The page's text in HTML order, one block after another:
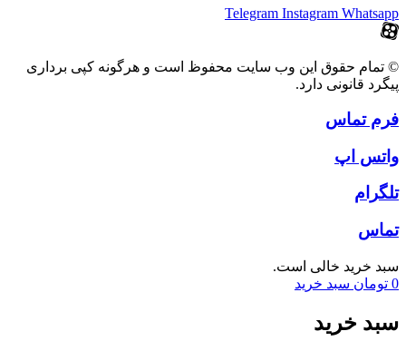
Telegram Instagram Whatsapp
© تمام حقوق این وب سایت محفوظ است و هرگونه کپی برداری
پیگرد قانونی دارد.
فرم تماس
واتس اپ
تلگرام
تماس
سبد خرید خالی است.
0 تومان سبد خرید
سبد خرید